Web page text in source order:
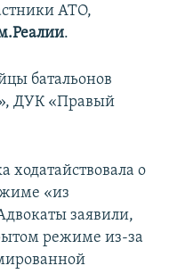
АТО,
.
батальонов
ДУК «Правый
ходатайствовала о
«из
заявили,
режиме из-за